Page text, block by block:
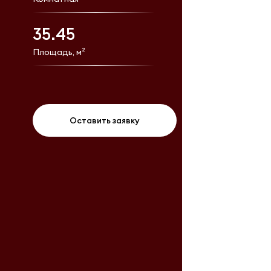
35.45
Площадь, м²
Оставить заявку